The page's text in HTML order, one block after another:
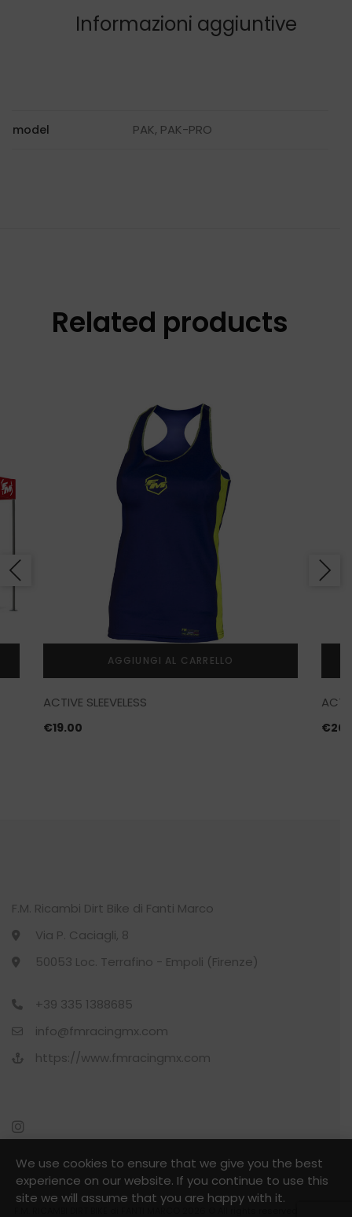
Informazioni aggiuntive
model PAK, PAK-PRO
Related products
AGGIUNGI AL CARRELLO
ACTIVE SLEEVELESS
€19.00 €
F.M. Ricambi Dirt Bike di Fanti Marco
Via P. Caciagli, 8
50053 Loc. Terrafino - Empoli (Firenze)
+39 335 1388685
info@fmracingmx.com
https://www.fmracingmx.com
We use cookies to ensure that we give you the best
experience on our website. If you continue to use this
site we will assume that you are happy with it.